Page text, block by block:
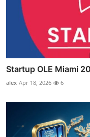
Startup OLE Miami
alex Apr 18, 2026 6